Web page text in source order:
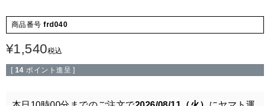
商品番号 frd040
¥1,540税込
[ 14 ポイント進呈 ]